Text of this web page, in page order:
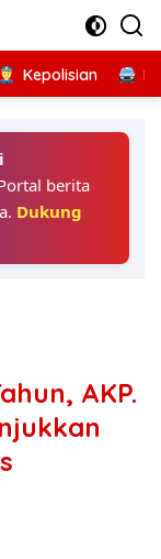
Kepolisian
berita
Dukung
AKP.